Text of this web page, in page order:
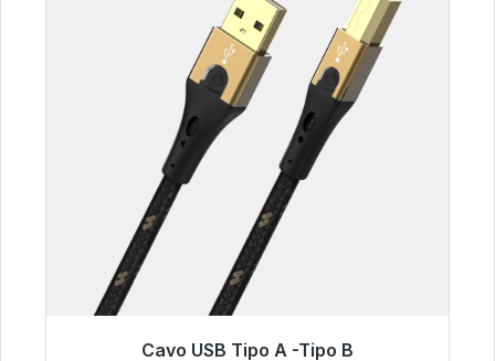
Cavo USB Tipo A -Tipo B